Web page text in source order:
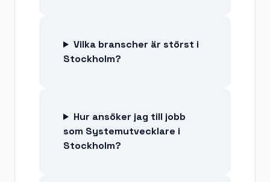
Vilka branscher är störst i
Stockholm?
Hur ansöker jag till jobb
som Systemutvecklare i
Stockholm?